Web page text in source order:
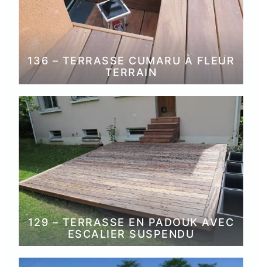
136 – TERRASSE CUMARU À FLEUR
TERRAIN
129 – TERRASSE EN PADOUK AVEC
ESCALIER SUSPENDU